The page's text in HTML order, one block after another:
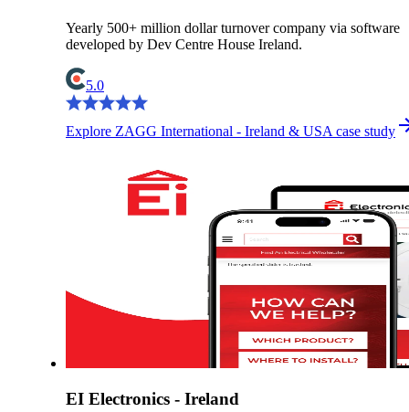
Yearly 500+ million dollar turnover company via software
developed by Dev Centre House Ireland.
5.0
Explore ZAGG International - Ireland & USA case study
EI Electronics - Ireland